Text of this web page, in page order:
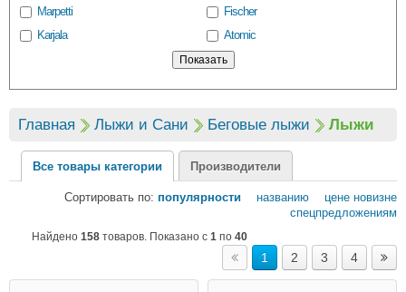
Marpetti
Karjala
Fischer
Atomic
Главная Лыжи и Сани Беговые лыжи Лыжи
Все товары категории Производители
Сортировать по: популярности названию цене новизне
спецпредложениям
Найдено 158 товаров. Показано с 1 по 40
1 2 3 4